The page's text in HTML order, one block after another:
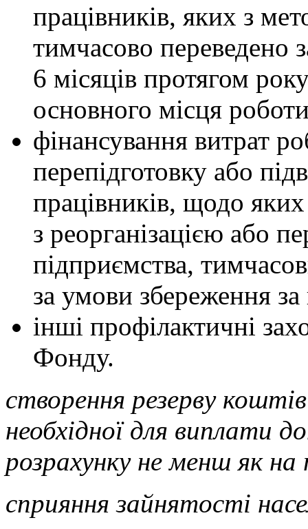
працівників, яких з
тимчасово переведено
6 місяців протягом
основного місця
фінансування витрат
перепідготовку або
працівників, щодо яких
з реорганізацією або
підприємства,
за умови збереження
інші профілактичні
Фонду.
створення резерву
необхідної для виплати
розрахунку не менш як на
сприяння зайнятості